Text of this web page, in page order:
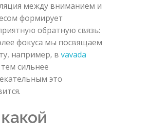
между вниманием и
формирует
обратную связь:
фокуса мы посвящаем
например, в vavada
тем сильнее
это